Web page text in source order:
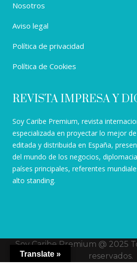
Nosotros
Aviso legal
Política de privacidad
Política de Cookies
REVISTA IMPRESA Y
Soy Caribe Premium, revista
especializada en proyectar lo mejor
editada y distribuida en España,
del mundo de los negocios,
países principales, referentes
alto standing.
Soy Caribe Premium @ 2025
reservados.
Translate »